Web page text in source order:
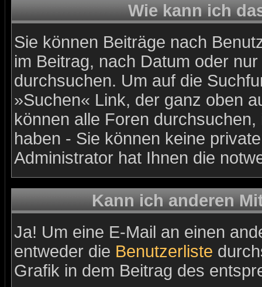
Wie kann ich
Sie können Beiträge nach
im Beitrag, nach Datum oder
durchsuchen. Um auf die
»Suchen« Link, der ganz oben
können alle Foren
haben - Sie können keine
Administrator hat Ihnen die
Kann ich anderen
Ja! Um eine E-Mail an einen
entweder die Benutzerliste
Grafik in dem Beitrag des